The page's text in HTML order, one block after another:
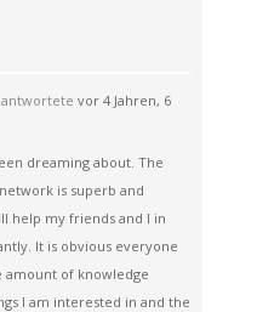
vor 4 Jahren, 6
dreaming about. The
is superb and
help my friends and I in
It is obvious everyone
amount of knowledge
I am interested in and the